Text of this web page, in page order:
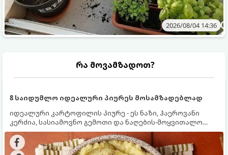
2026/08/04 14:36
რა მოვამზადოთ?
8 საიდუმლო იდეალური პიურეს მოსამზადებლად
იდეალური კარტოფილის პიურე - ეს ნაზი, ჰაეროვანი
კერძია, სასიამოვნო გემოთი და ნაღების-მოყვითალო
ფერით. მისი მომზადება ძალიან მარტივია, მაგრამ
არსებობს რამდენიმე საიდუმლო, რომლებიც უნდა
იცოდეთ, რომ პიურე იდეალურად გემრიელი გამოვიდეს.